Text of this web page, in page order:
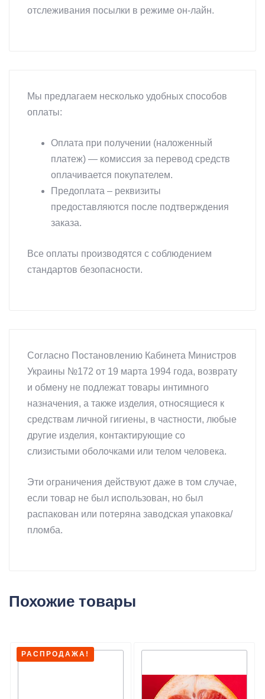
отслеживания посылки в режиме он-лайн.
Мы предлагаем несколько удобных способов
оплаты:
Оплата при получении (наложенный
платеж) — комиссия за перевод средств
оплачивается покупателем.
Предоплата – реквизиты
предоставляются после подтверждения
заказа.
Все оплаты производятся с соблюдением
стандартов безопасности.
Согласно Постановлению Кабинета Министров
Украины №172 от 19 марта 1994 года, возврату
и обмену не подлежат товары интимного
назначения, а также изделия, относящиеся к
средствам личной гигиены, в частности, любые
другие изделия, контактирующие со
слизистыми оболочками или телом человека.
Эти ограничения действуют даже в том случае,
если товар не был использован, но был
распакован или потеряна заводская упаковка/
пломба.
Похожие товары
РАСПРОДАЖА!